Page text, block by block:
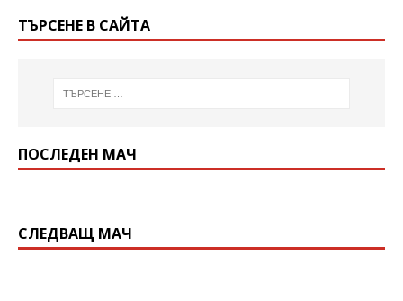
ТЪРСЕНЕ В САЙТА
ПОСЛЕДЕН МАЧ
СЛЕДВАЩ МАЧ